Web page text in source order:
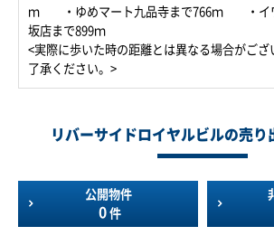
ｍ ・ゆめマート九品寺まで766ｍ ・イ
坂店まで899ｍ
<実際に歩いた時の距離とは異なる場合がござ
了承ください。>
リバーサイドロイヤルビルの売り
公開物件
0 件